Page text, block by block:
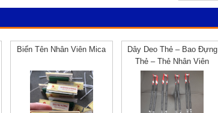
Biển Tên Nhân Viên Mica
Dây Deo Thẻ – Bao Đựng
Thẻ – Thẻ Nhân Viên